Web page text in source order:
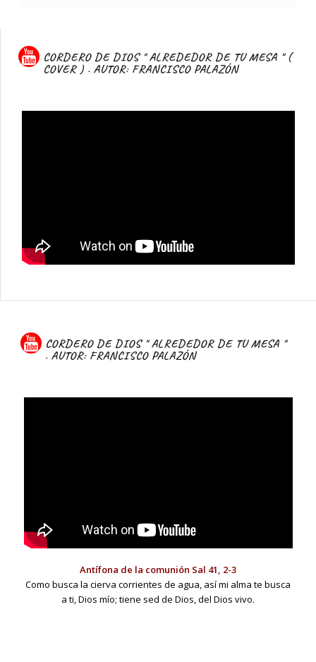
CORDERO DE DIOS " ALREDEDOR DE TU MESA " (
COVER ) . AUTOR: FRANCISCO PALAZÓN
CORDERO DE DIOS " ALREDEDOR DE TU MESA "
. AUTOR: FRANCISCO PALAZÓN
Antífona de la comunión Sal 41, 2-3
Como busca la cierva corrientes de agua, así mi alma te busca
a ti, Dios mío; tiene sed de Dios, del Dios vivo.